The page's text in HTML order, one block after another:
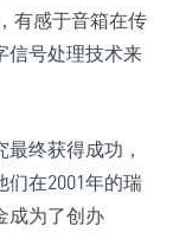
有感于音箱在传
信号处理技术来
终获得成功，
在2001年的瑞
成为了创办